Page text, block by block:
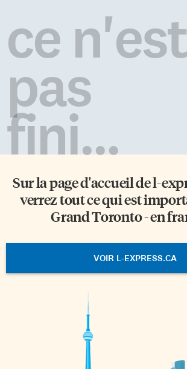
ce n'est
pas
fini...
Sur la page d'accueil del-
verrez tout ce qui est
Grand Toronto - en
VOIR L-EXPRESS.CA